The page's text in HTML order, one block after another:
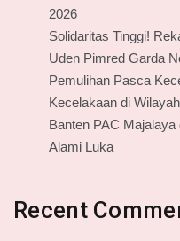
2026
Solidaritas Tinggi!
Uden Pimred Garda
Pemulihan Pasca
Kecelakaan di
Banten PAC
Alami Luka
Recent